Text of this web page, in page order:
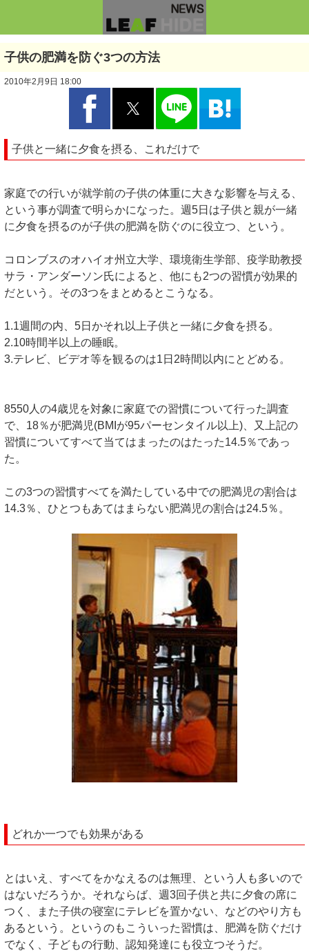
子供の肥満を防ぐ3つの方法
2010年2月9日 18:00
子供と一緒に夕食を摂る、これだけで
家庭での行いが就学前の子供の体重に大きな影響を与える、
という事が調査で明らかになった。週5日は子供と親が一緒
に夕食を摂るのが子供の肥満を防ぐのに役立つ、という。
コロンブスのオハイオ州立大学、環境衛生学部、疫学助教授
サラ・アンダーソン氏によると、他にも2つの習慣が効果的
だという。その3つをまとめるとこうなる。
1.1週間の内、5日かそれ以上子供と一緒に夕食を摂る。
2.10時間半以上の睡眠。
3.テレビ、ビデオ等を観るのは1日2時間以内にとどめる。
8550人の4歳児を対象に家庭での習慣について行った調査
で、18％が肥満児(BMIが95パーセンタイル以上)、又上記の
習慣についてすべて当てはまったのはたった14.5％であっ
た。
この3つの習慣すべてを満たしている中での肥満児の割合は
14.3％、ひとつもあてはまらない肥満児の割合は24.5％。
どれか一つでも効果がある
とはいえ、すべてをかなえるのは無理、という人も多いので
はないだろうか。それならば、週3回子供と共に夕食の席に
つく、また子供の寝室にテレビを置かない、などのやり方も
あるという。というのもこういった習慣は、肥満を防ぐだけ
でなく、子どもの行動、認知発達にも役立つそうだ。